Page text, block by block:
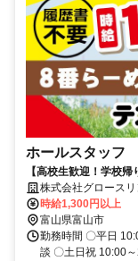
ホールスタッフ
【高校生歓迎！学校
す！／友達同士の応募
株式会社グロース
時給1,300円以上
富山県富山市
勤務時間 〇平日
談 〇土日祝 10:00